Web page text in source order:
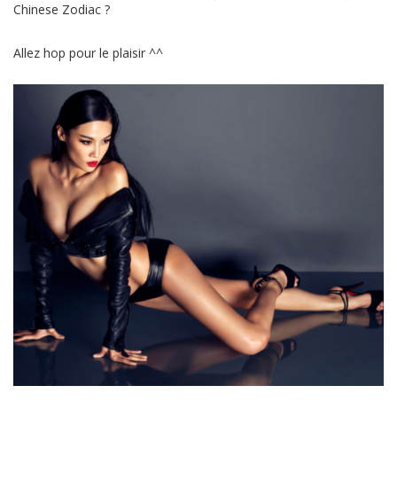
Chinese Zodiac ?
Allez hop pour le plaisir ^^